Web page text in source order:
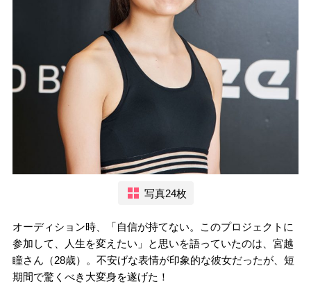
写真24枚
オーディション時、「自信が持てない。このプロジェクトに
参加して、人生を変えたい」と思いを語っていたのは、宮越
瞳さん（28歳）。不安げな表情が印象的な彼女だったが、短
期間で驚くべき大変身を遂げた！